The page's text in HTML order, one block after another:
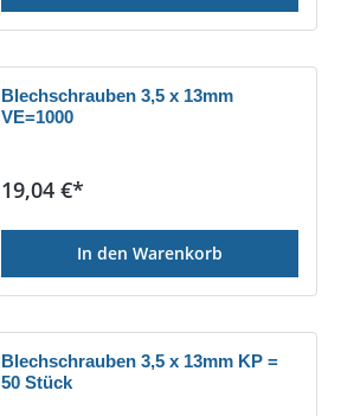
Blechschrauben 3,5 x 13mm
VE=1000
Regulärer Preis:
19,04 €*
In den Warenkorb
Blechschrauben 3,5 x 13mm KP =
50 Stück